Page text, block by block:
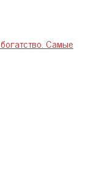
Самые